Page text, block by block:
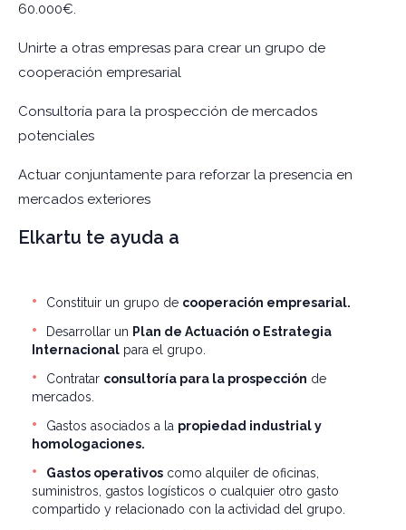
60.000€.
Unirte a otras empresas para crear un grupo de
cooperación empresarial
Consultoría para la prospección de mercados
potenciales
Actuar conjuntamente para reforzar la presencia en
mercados exteriores
Elkartu te ayuda a
Constituir un grupo de cooperación empresarial.
Desarrollar un Plan de Actuación o Estrategia
Internacional para el grupo.
Contratar consultoría para la prospección de
mercados.
Gastos asociados a la propiedad industrial y
homologaciones.
Gastos operativos como alquiler de oficinas,
suministros, gastos logísticos o cualquier otro gasto
compartido y relacionado con la actividad del grupo.